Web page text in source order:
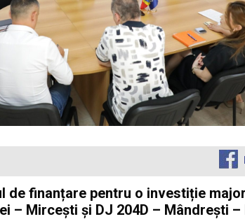
finanțare pentru o investiție
– Mircești și DJ 204D – Mândrești –